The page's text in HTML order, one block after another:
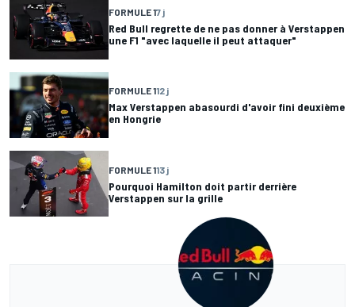
FORMULE 17 j
Red Bull regrette de ne pas donner à Verstappen
une F1 "avec laquelle il peut attaquer"
FORMULE 112 j
Max Verstappen abasourdi d'avoir fini deuxième
en Hongrie
FORMULE 113 j
Pourquoi Hamilton doit partir derrière
Verstappen sur la grille